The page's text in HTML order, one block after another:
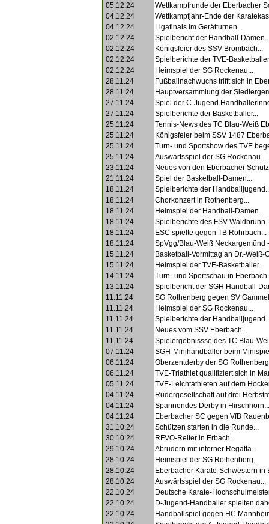
05.12.24
Wettkampfrunde der Eberbacher
04.12.24
Wettkampfjahr-Ende der
04.12.24
Ligafinals im Gerätturnen...
02.12.24
Spielbericht der Handball-
02.12.24
Königsfeier des SSV Brombach...
02.12.24
Spielberichte der TVE-
02.12.24
Heimspiel der SG Rockenau...
28.11.24
Fußballnachwuchs trifft sich in
28.11.24
Hauptversammlung der
27.11.24
Spiel der C-Jugend
27.11.24
Spielberichte der Basketballer...
25.11.24
Tennis-News des TC Blau-Weiß
25.11.24
Königsfeier beim SSV 1487
25.11.24
Turn- und Sportshow des TVE
25.11.24
Auswärtsspiel der SG Rockenau...
23.11.24
Neues von den Eberbacher
21.11.24
Spiel der Basketball-Damen...
18.11.24
Spielberichte der
18.11.24
Chorkonzert in Rothenberg...
18.11.24
Heimspiel der Handball-Damen...
18.11.24
Spielberichte des FSV
18.11.24
ESC spielte gegen TB Rohrbach...
18.11.24
SpVgg/Blau-Weiß Neckargemünd
15.11.24
Basketball-Vormittag an Dr.-Weiß-
15.11.24
Heimspiel der TVE-Basketballer...
14.11.24
Turn- und Sportschau in
13.11.24
Spielbericht der SGH Handball-
11.11.24
SG Rothenberg gegen SV
11.11.24
Heimspiel der SG Rockenau...
11.11.24
Spielberichte der
11.11.24
Neues vom SSV Eberbach...
11.11.24
Spielergebnissse des TC Blau-
07.11.24
SGH-Minihandballer beim
06.11.24
Oberzentderby der SG
06.11.24
TVE-Triathlet qualifiziert sich in
05.11.24
TVE-Leichtathleten auf dem
04.11.24
Rudergesellschaft auf drei
04.11.24
Spannendes Derby in Hirschhorn...
04.11.24
Eberbacher SC gegen VfB
31.10.24
Schützen starten in die Runde...
30.10.24
RFVO-Reiter in Erbach...
29.10.24
Abrudern mit interner Regatta...
28.10.24
Heimspiel der SG Rothenberg...
28.10.24
Eberbacher Karate-Schwestern in
28.10.24
Auswärtsspiel der SG Rockenau...
22.10.24
Deutsche Karate-
22.10.24
D-Jugend-Handballer spielten
22.10.24
Handballspiel gegen HC